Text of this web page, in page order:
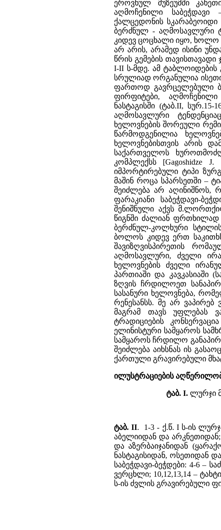
ილუსტრაციების
ტაბ. I.ლურჯი
ტაბ. II. 1-3 - ქ.წ. I ს-ის
აბელიიდან და
და აზერბაიჯანიდან
ნასტაგისიდან, ოსეთიდან
საბეჭდავი-ბეჭდები: 4-6 –
ვერცხლი; 10,12,13,14 –
ს-ის ძვლის გრავირებული